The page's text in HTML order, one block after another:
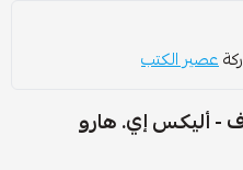
عصير الكتب
- أليكس إي. هارو